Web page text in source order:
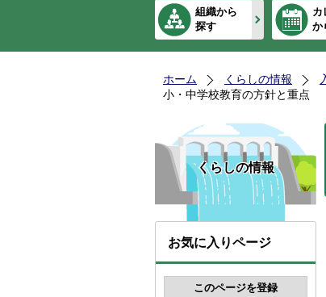
組織から
探す
カ
か
ホーム くらしの情報
小・中学校教育の方針と重点
くらしの情報
お気に入りページ